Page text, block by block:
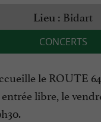
Lieu : Bidart
CONCERTS
le ROUTE
libre, le